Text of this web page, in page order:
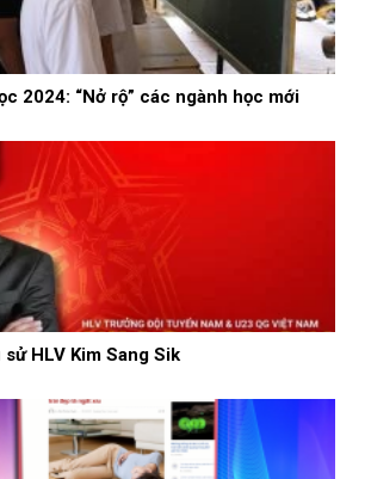
2024: “Nở rộ” các ngành học mới
HLV Kim Sang Sik